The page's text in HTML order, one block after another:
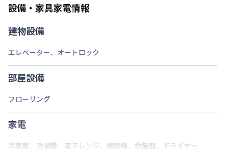
・延長契約で１日刻みの延長OK！
・解除予告は１４日前！急な予定変更もご安心くださ
い。
・全部屋レイトチェックアウト付。翌日昼12時退去
▼家電・家具
テレビ、ドライヤー、炊飯ジャー、洗濯機、掃除機、
ベッド、冷蔵庫、電子レンジ、照明、ケトル、コン
ロ、イス、テーブル、テレビ台、カーテンを標準装
備。
▼キッチン・掃除用品
コップ、スプーン、フォーク、お箸、しゃもじ、茶
碗・皿、洗濯用洗剤、洗濯カゴ、固形石鹸、石鹸スタ
ンド、スリッパ、トイレットペーパー、ゴミ箱、ゴミ
設備・家具家電情報
建物設備
エレベーター、 オートロック
部屋設備
フローリング
家電
冷蔵庫、 洗濯機、 電子レンジ、 掃除機、 炊飯器、 ドライヤー